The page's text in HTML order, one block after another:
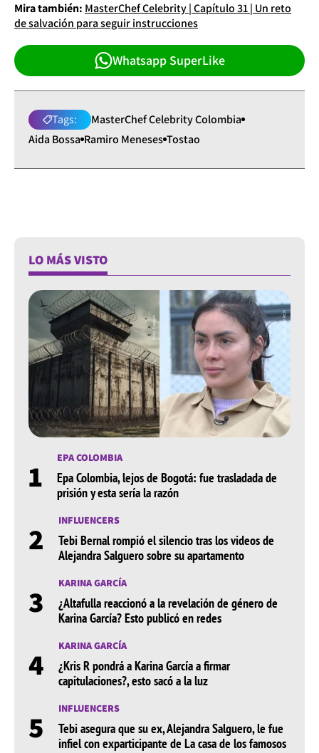
Mira también: MasterChef Celebrity | Capítulo 31 | Un reto
de salvación para seguir instrucciones
Whatsapp SuperLike
Tags:
MasterChef Celebrity Colombia
Aida Bossa Ramiro Meneses Tostao
LO MÁS VISTO
1 EPA COLOMBIA
Epa Colombia, lejos de Bogotá: fue trasladada de
prisión y esta sería la razón
2 INFLUENCERS
Tebi Bernal rompió el silencio tras los videos de
Alejandra Salguero sobre su apartamento
3 KARINA GARCÍA
¿Altafulla reaccionó a la revelación de género de
Karina García? Esto publicó en redes
4 KARINA GARCÍA
¿Kris R pondrá a Karina García a firmar
capitulaciones?, esto sacó a la luz
5 INFLUENCERS
Tebi asegura que su ex, Alejandra Salguero, le fue
infiel con exparticipante de La casa de los famosos